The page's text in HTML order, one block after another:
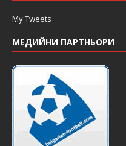
My Tweets
МЕДИЙНИ ПАРТНЬОРИ